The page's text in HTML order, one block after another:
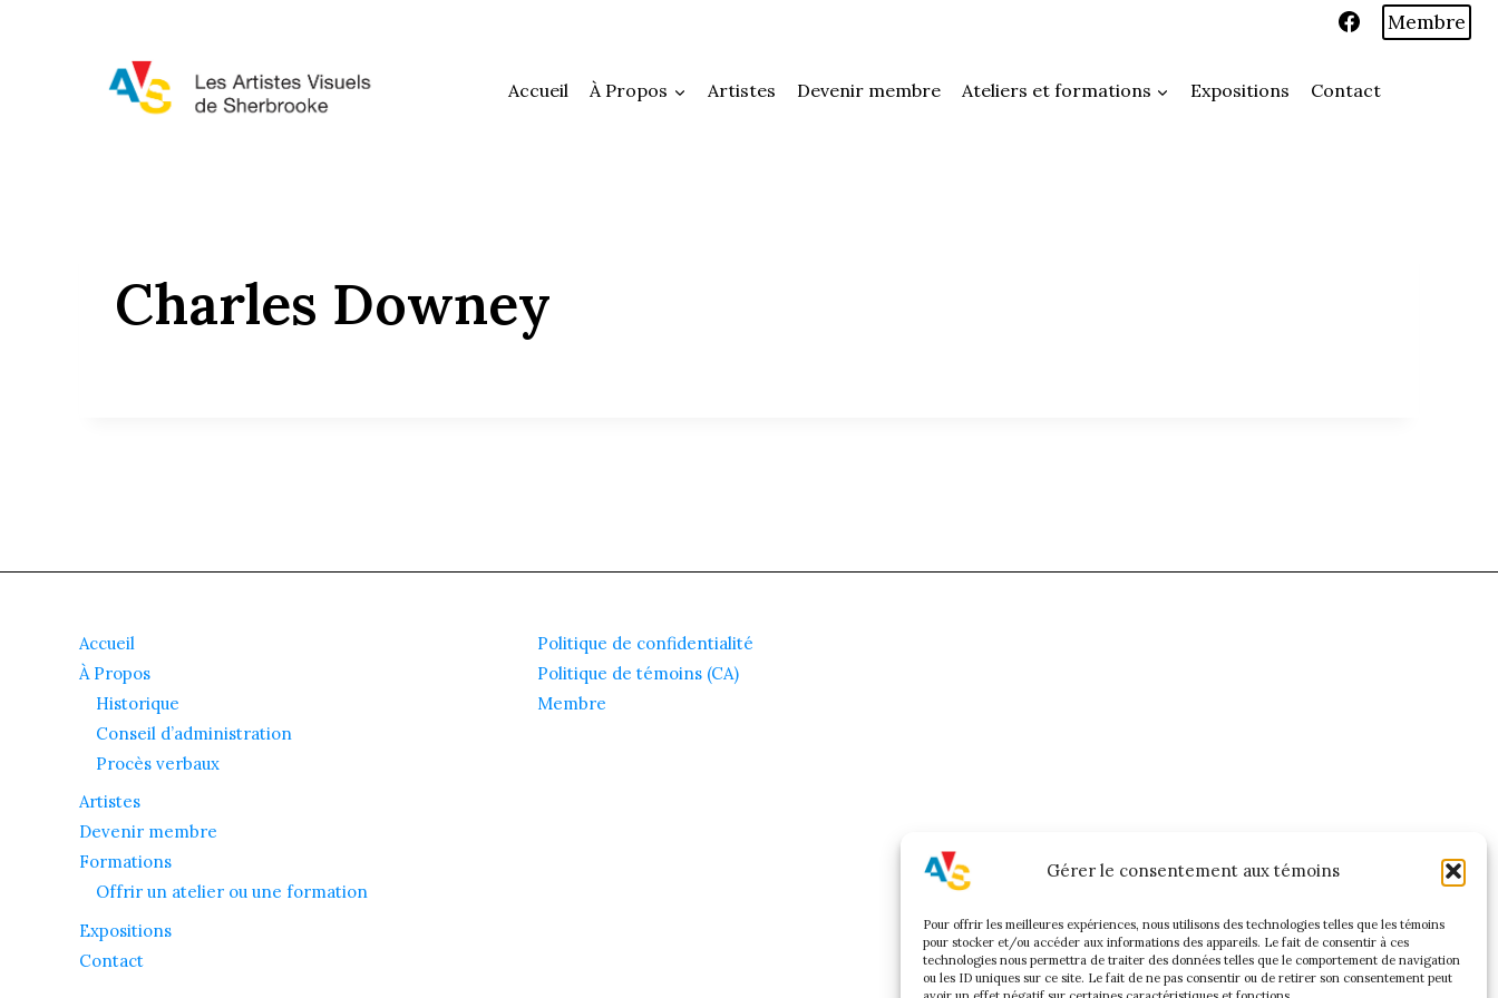
Gérer le consentement aux témoins
Pour offrir les meilleures expériences, nous utilisons des technologies telles que les témoins
pour stocker et/ou accéder aux informations des appareils. Le fait de consentir à ces
technologies nous permettra de traiter des données telles que le comportement de navigation
ou les ID uniques sur ce site. Le fait de ne pas consentir ou de retirer son consentement peut
Membre
Accueil À Propos Artistes Devenir membre Ateliers et formations Expositions Contact
Charles Downey
Accueil
À Propos
Historique
Conseil d’administration
Procès verbaux
Artistes
Devenir membre
Formations
Offrir un atelier ou une formation
Expositions
Contact
Politique de confidentialité
Politique de témoins (CA)
Membre